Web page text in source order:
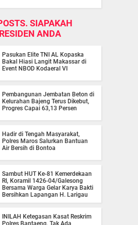
SIAPAKAH
ANDA
Pasukan Elite TNI AL Kopaska
Bakal Hiasi Langit Makassar di
Event NBOD Kodaeral VI
Pembangunan Jembatan Beton di
Kelurahan Bajeng Terus Dikebut,
Progres Capai 63,13 Persen
Hadir di Tengah Masyarakat,
Polres Maros Salurkan Bantuan
Air Bersih di Bontoa
Sambut HUT Ke-81 Kemerdekaan
RI, Koramil 1426-04/Galesong
Bersama Warga Gelar Karya Bakti
Bersihkan Lapangan H. Larigau
INILAH Ketegasan Kasat Reskrim
Polres Bantaeng, Tak Ada